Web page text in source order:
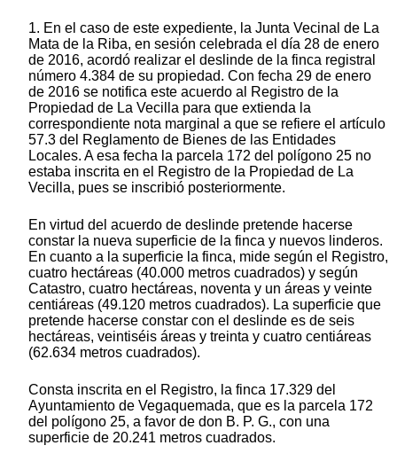
1. En el caso de este expediente, la Junta Vecinal de La
Mata de la Riba, en sesión celebrada el día 28 de enero
de 2016, acordó realizar el deslinde de la finca registral
número 4.384 de su propiedad. Con fecha 29 de enero
de 2016 se notifica este acuerdo al Registro de la
Propiedad de La Vecilla para que extienda la
correspondiente nota marginal a que se refiere el artículo
57.3 del Reglamento de Bienes de las Entidades
Locales. A esa fecha la parcela 172 del polígono 25 no
estaba inscrita en el Registro de la Propiedad de La
Vecilla, pues se inscribió posteriormente.
En virtud del acuerdo de deslinde pretende hacerse
constar la nueva superficie de la finca y nuevos linderos.
En cuanto a la superficie la finca, mide según el Registro,
cuatro hectáreas (40.000 metros cuadrados) y según
Catastro, cuatro hectáreas, noventa y un áreas y veinte
centiáreas (49.120 metros cuadrados). La superficie que
pretende hacerse constar con el deslinde es de seis
hectáreas, veintiséis áreas y treinta y cuatro centiáreas
(62.634 metros cuadrados).
Consta inscrita en el Registro, la finca 17.329 del
Ayuntamiento de Vegaquemada, que es la parcela 172
del polígono 25, a favor de don B. P. G., con una
superficie de 20.241 metros cuadrados.